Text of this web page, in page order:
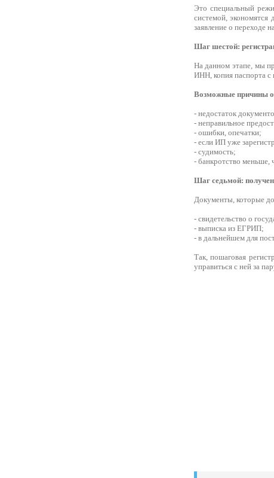
Это специальный
системой,
заявление о переходе
Шаг шестой:
На данном этапе, мы
ИНН, копия паспорта с
Возможные причины
- недостаток
- неправильное
- ошибки, опечатки;
- если ИП уже
- судимость;
- банкротство меньше,
Шаг седьмой:
Документы, которые
- свидетельство о
- выписка из ЕГРИП;
- в дальнейшем для
Так, пошаговая
управиться с ней за